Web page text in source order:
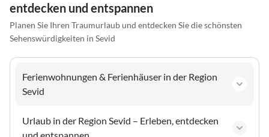
entdecken und entspannen
Planen Sie Ihren Traumurlaub und entdecken Sie die schönsten
Sehenswürdigkeiten in Sevid
Ferienwohnungen & Ferienhäuser in der Region
Sevid
Urlaub in der Region Sevid – Erleben, entdecken